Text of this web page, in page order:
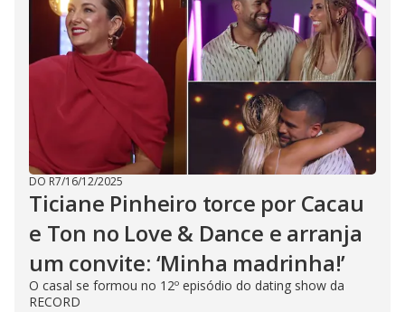
DO R7/16/12/2025
Ticiane Pinheiro torce por Cacau
e Ton no Love & Dance e arranja
um convite: ‘Minha madrinha!’
O casal se formou no 12º episódio do dating show da
RECORD